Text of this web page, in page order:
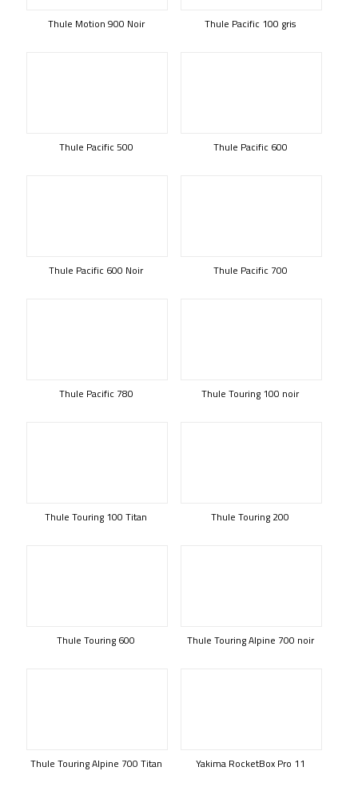
Thule Motion 900 Noir Thule Pacific 100 gris
Thule Pacific 500 Thule Pacific 600
Thule Pacific 600 Noir Thule Pacific 700
Thule Pacific 780 Thule Touring 100 noir
Thule Touring 100 Titan Thule Touring 200
Thule Touring 600 Thule Touring Alpine 700 noir
Thule Touring Alpine 700 Titan Yakima RocketBox Pro 11